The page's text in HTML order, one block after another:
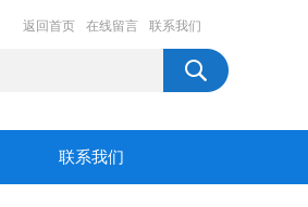
返回首页 在线留言 联系我们
联系我们